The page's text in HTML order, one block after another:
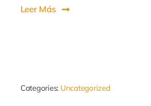
Leer Más
Categories: Uncategorized